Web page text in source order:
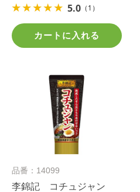
5.0 （1）
カートに入れる
品番：14099
李錦記 コチュジャン